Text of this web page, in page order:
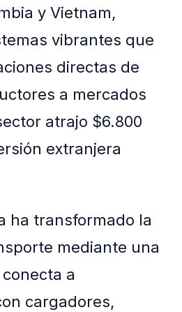
y Vietnam,
vibrantes que
directas de
a mercados
atrajo $6.800
extranjera
ha transformado la
mediante una
a
cargadores,